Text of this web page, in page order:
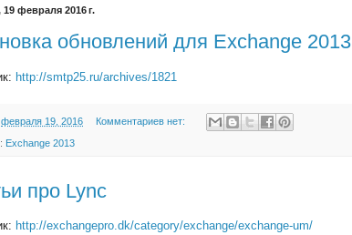
19 февраля 2016 г.
обновлений для Exchange 2013
http://smtp25.ru/archives/1821
февраля 19, 2016 Комментариев нет:
Exchange 2013
про Lync
http://exchangepro.dk/category/exchange/exchange-um/